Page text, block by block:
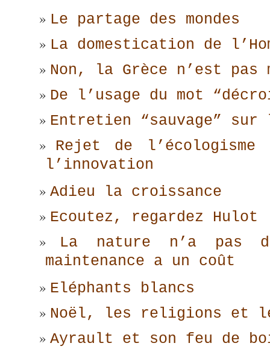
Le partage des mondes
La domestication de
Non, la Grèce n’est pas
De l’usage du mot
Entretien “sauvage” sur
Rejet de
l’innovation
Adieu la croissance
Ecoutez, regardez Hulot
La nature n’a pas
maintenance a un coût
Eléphants blancs
Noël, les religions et
Ayrault et son feu de